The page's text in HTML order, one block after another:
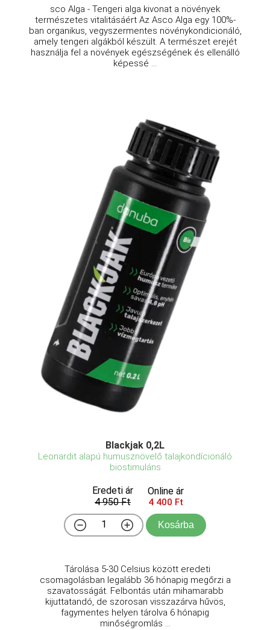
sco Alga - Tengeri alga kivonat a növények
természetes vitalitásáért Az Asco Alga egy 100%-
ban organikus, vegyszermentes növénykondicionáló,
amely tengeri algákból készült. A természet erejét
használja fel a növények egészségének és ellenálló
képessé ...
Blackjak 0,2L
Leonardit alapú humusznövelő talajkondícionáló
biostimuláns
Eredeti ár
4 950 Ft
Online ár
4 400 Ft
Kosárba
Tárolása 5-30 Celsius között eredeti
csomagolásban legalább 36 hónapig megőrzi a
szavatosságát. Felbontás után mihamarabb
kijuttatandó, de szorosan visszazárva hűvös,
fagymentes helyen tárolva 6 hónapig
minőségromlás ...